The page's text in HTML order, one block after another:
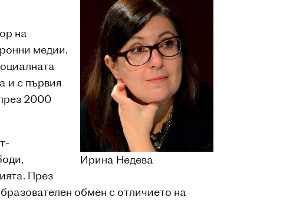
Ирина Недева
на
медии.
и с първия
2000
През
обмен с отличието на